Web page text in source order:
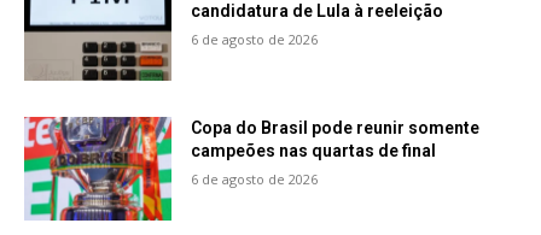
candidatura de Lula à reeleição
6 de agosto de 2026
Copa do Brasil pode reunir somente
campeões nas quartas de final
6 de agosto de 2026